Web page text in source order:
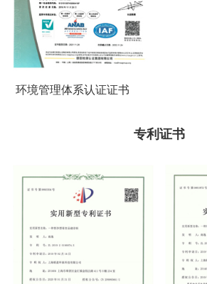
环境管理体系认证证书
专利证书